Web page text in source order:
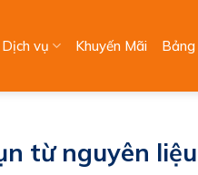
Dịch vụ Khuyến Mãi
từ nguyên